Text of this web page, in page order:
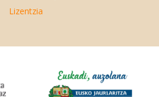
Lizentzia